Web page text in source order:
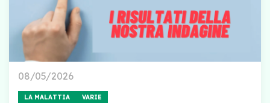
08/05/2026
LA MALATTIA VARIE